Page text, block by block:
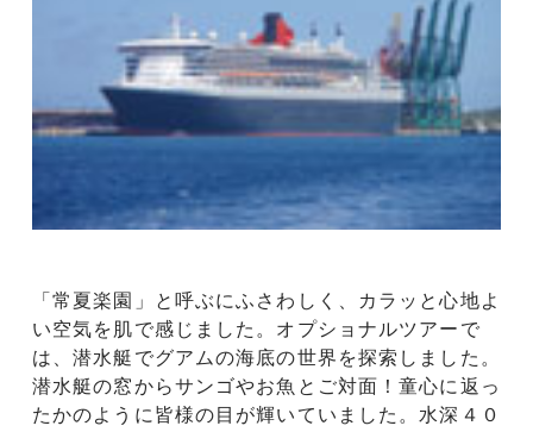
「常夏楽園」と呼ぶにふさわしく、カラッと心地よ
い空気を肌で感じました。オプショナルツアーで
は、潜水艇でグアムの海底の世界を探索しました。
潜水艇の窓からサンゴやお魚とご対面！童心に返っ
たかのように皆様の目が輝いていました。水深４０